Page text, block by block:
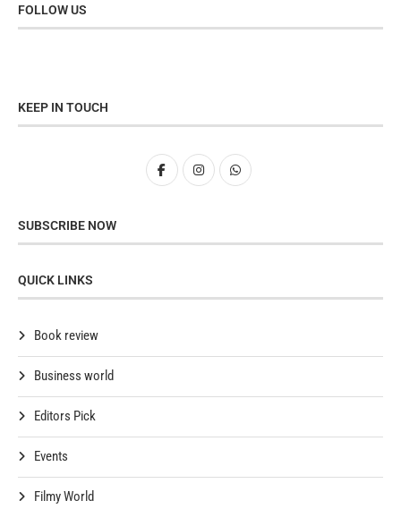
FOLLOW US
KEEP IN TOUCH
SUBSCRIBE NOW
QUICK LINKS
Book review
Business world
Editors Pick
Events
Filmy World